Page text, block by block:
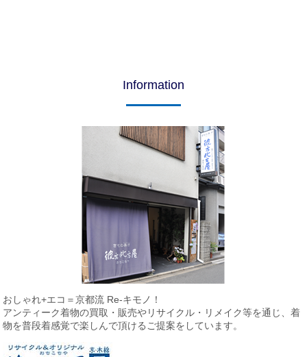
Information
おしゃれ+エコ＝京都流 Re-キモノ！
アンティーク着物の買取・販売やリサイクル・リメイク等を通じ、着
物を普段着感覚で楽しんで頂けるご提案をしています。